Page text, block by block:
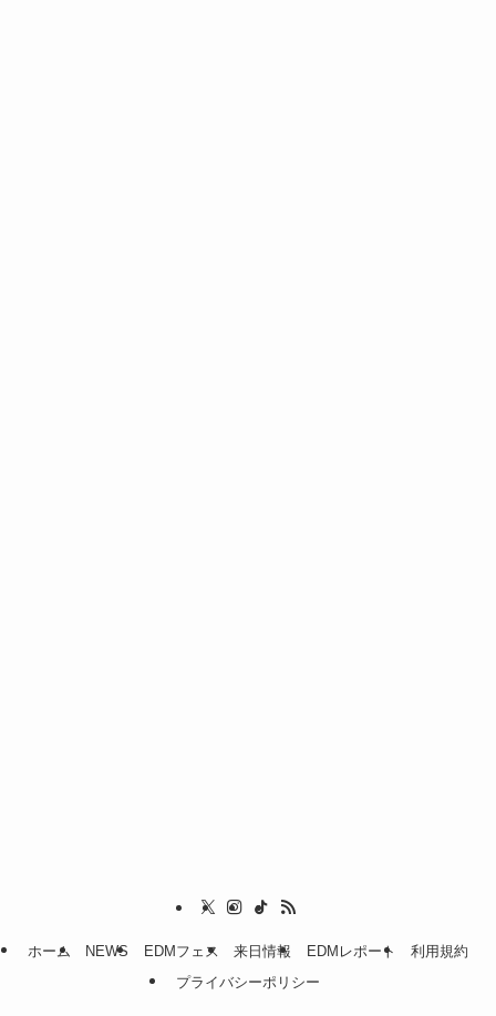
ホーム NEWS EDMフェス 来日情報 EDMレポート
利用規約
プライバシーポリシー